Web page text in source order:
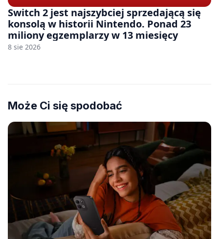
Switch 2 jest najszybciej sprzedającą się
konsolą w historii Nintendo. Ponad 23
miliony egzemplarzy w 13 miesięcy
8 sie 2026
Może Ci się spodobać